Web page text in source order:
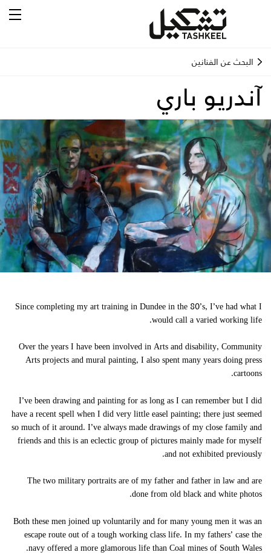
البحث عن الفنانين
آندريو باري
Since completing my art training in Dundee in the 80’s, I’ve had what I
would call a varied working life.
Over the years I have been involved in Arts and disability, Community
Arts projects and mural painting, I also spent many years doing press
cartoons.
I’ve been drawing and painting for as long as I can remember but I did
have a recent spell when I did very little easel painting; there just seemed
so much of it around. I’ve always made drawings of my close family and
friends and this is an eclectic group of pictures mainly made for myself
and not exhibited previously.
The two military portraits are of my father and father in law and are
done from old black and white photos.
Both these men joined up voluntarily and for many young men it was an
escape route out of a tough working class life. In my fathers’ case the
navy offered a more glamorous life than Coal mines of South Wales.